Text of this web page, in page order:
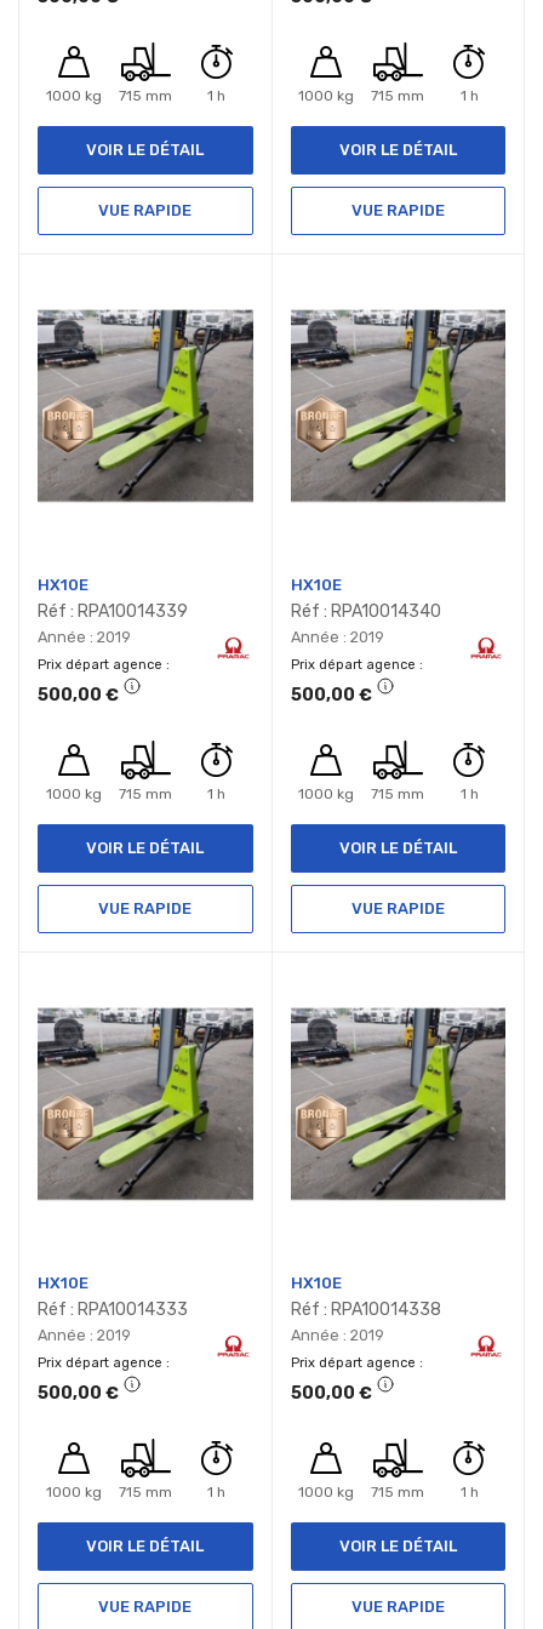
1000 kg 715 mm 1 h
VOIR LE DÉTAIL
VUE RAPIDE
1000 kg 715 mm 1 h
VOIR LE DÉTAIL
VUE RAPIDE
HX10E
Réf : RPA10014339
Année : 2019
Prix départ agence
500,00 €
1000 kg 715 mm 1 h
VOIR LE DÉTAIL
VUE RAPIDE
HX10E
Réf : RPA10014340
Année : 2019
Prix départ agence
500,00 €
1000 kg 715 mm 1 h
VOIR LE DÉTAIL
VUE RAPIDE
HX10E
Réf : RPA10014333
Année : 2019
Prix départ agence
500,00 €
1000 kg 715 mm 1 h
VOIR LE DÉTAIL
VUE RAPIDE
HX10E
Réf : RPA10014338
Année : 2019
Prix départ agence
500,00 €
1000 kg 715 mm 1 h
VOIR LE DÉTAIL
VUE RAPIDE